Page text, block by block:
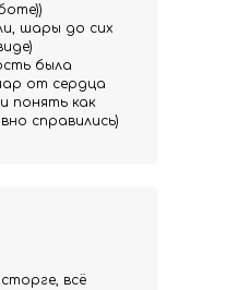
всё
шары до сих
была
от сердца
понять как
справились)